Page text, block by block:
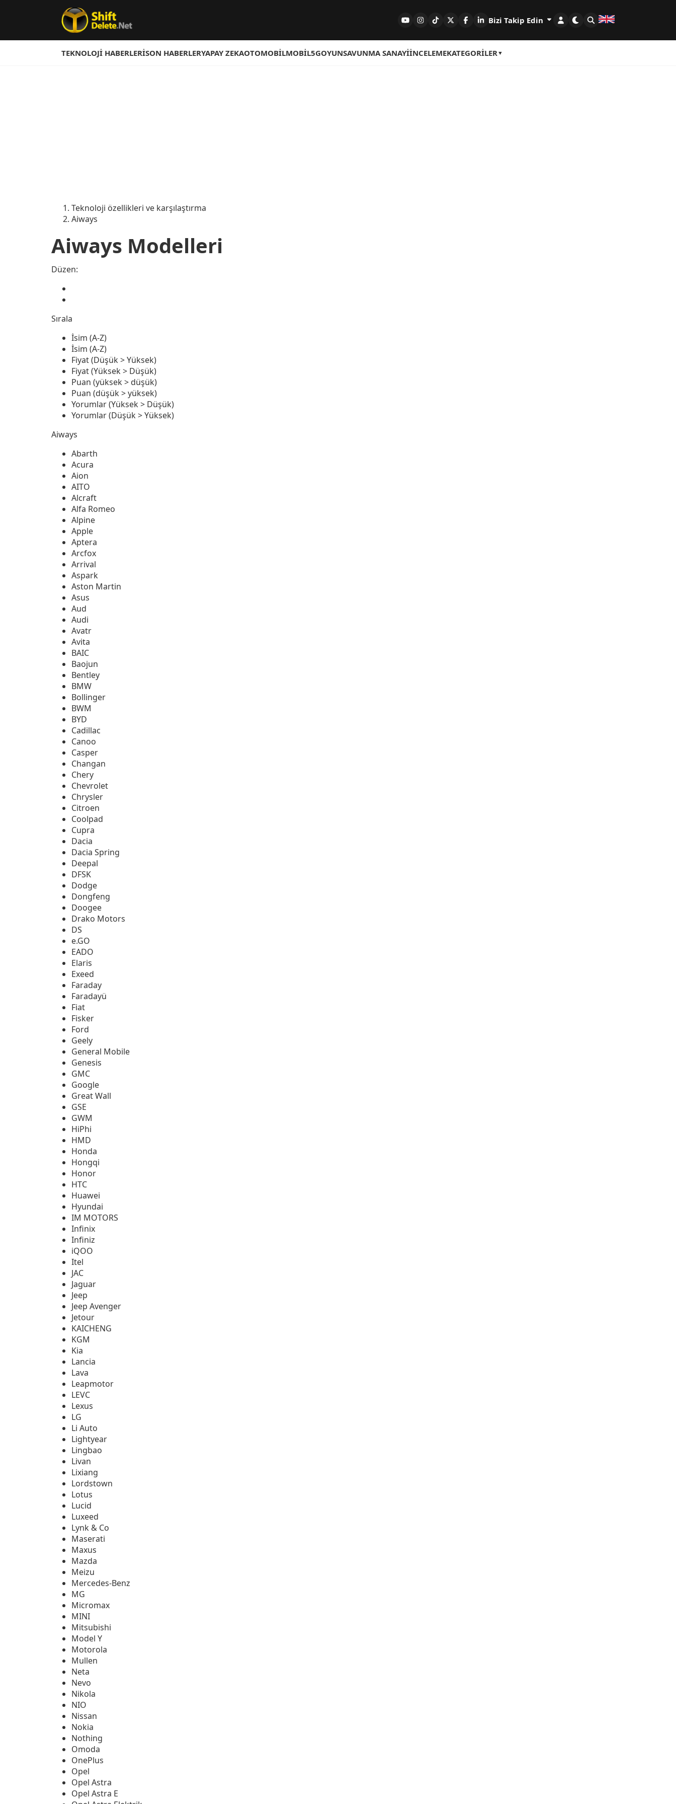
Bizi Takip Edin
TEKNOLOJI HABERLERISON HABERLERYAPAY ZEKAOTOMOBILMOBIL5GOYUNSAVUNMA SANAYIİNCELEMEKATEGORILER
Teknoloji özellikleri ve karşılaştırma
Aiways
Aiways Modelleri
Düzen:
Sırala
İsim (A-Z)
İsim (A-Z)
Fiyat (Düşük > Yüksek)
Fiyat (Yüksek > Düşük)
Puan (yüksek > düşük)
Puan (düşük > yüksek)
Yorumlar (Yüksek > Düşük)
Yorumlar (Düşük > Yüksek)
Aiways
Abarth
Acura
Aion
AITO
Alcraft
Alfa Romeo
Alpine
Apple
Aptera
Arcfox
Arrival
Aspark
Aston Martin
Asus
Aud
Audi
Avatr
Avita
BAIC
Baojun
Bentley
BMW
Bollinger
BWM
BYD
Cadillac
Canoo
Casper
Changan
Chery
Chevrolet
Chrysler
Citroen
Coolpad
Cupra
Dacia
Dacia Spring
Deepal
DFSK
Dodge
Dongfeng
Doogee
Drako Motors
DS
e.GO
EADO
Elaris
Exeed
Faraday
Faradayü
Fiat
Fisker
Ford
Geely
General Mobile
Genesis
GMC
Google
Great Wall
GSE
GWM
HiPhi
HMD
Honda
Hongqi
Honor
HTC
Huawei
Hyundai
IM MOTORS
Infinix
Infiniz
iQOO
Itel
JAC
Jaguar
Jeep
Jeep Avenger
Jetour
KAICHENG
KGM
Kia
Lancia
Lava
Leapmotor
LEVC
Lexus
LG
Li Auto
Lightyear
Lingbao
Livan
Lixiang
Lordstown
Lotus
Lucid
Luxeed
Lynk & Co
Maserati
Maxus
Mazda
Meizu
Mercedes-Benz
MG
Micromax
MINI
Mitsubishi
Model Y
Motorola
Mullen
Neta
Nevo
Nikola
NIO
Nissan
Nokia
Nothing
Omoda
OnePlus
Opel
Opel Astra
Opel Astra E